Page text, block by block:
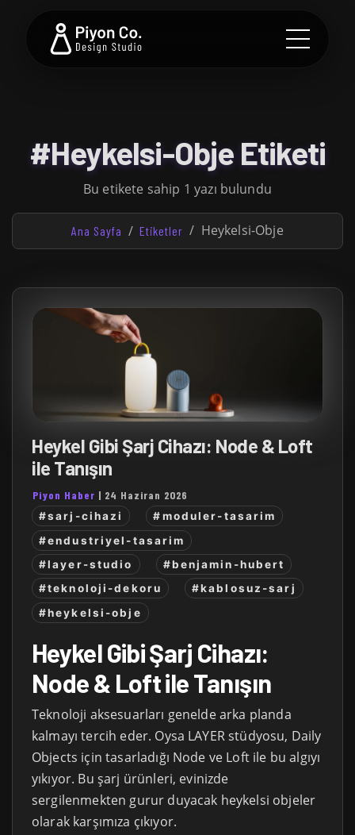
#Heykelsi-Obje Etiketi
Bu etikete sahip 1 yazı bulundu
Ana Sayfa Etiketler Heykelsi-Obje
Heykel Gibi Şarj Cihazı: Node & Loft
ile Tanışın
Piyon Haber | 24 Haziran 2026
#sarj-cihazi
#moduler-tasarim
#endustriyel-tasarim
#layer-studio
#benjamin-hubert
#teknoloji-dekoru
#kablosuz-sarj
#heykelsi-obje
Heykel Gibi Şarj Cihazı:
Node & Loft ile Tanışın
Teknoloji aksesuarları genelde arka planda
kalmayı tercih eder. Oysa LAYER stüdyosu, Daily
Objects için tasarladığı Node ve Loft ile bu algıyı
yıkıyor. Bu şarj ürünleri, evinizde
sergilenmekten gurur duyacak heykelsi objeler
olarak karşımıza çıkıyor.